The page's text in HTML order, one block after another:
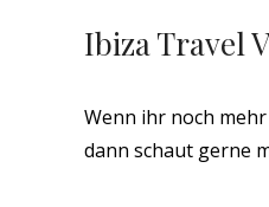
Ibiza Travel
Wenn ihr noch
dann schaut gerne